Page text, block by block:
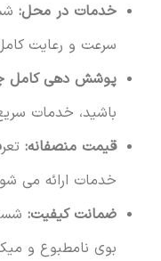
خدمات در محل:
سرعت و رعایت
پوشش دهی کامل
باشید، خدمات
قیمت منصفانه:
خدمات ارائه می
ضمانت کیفیت:
بوی نامطبوع و